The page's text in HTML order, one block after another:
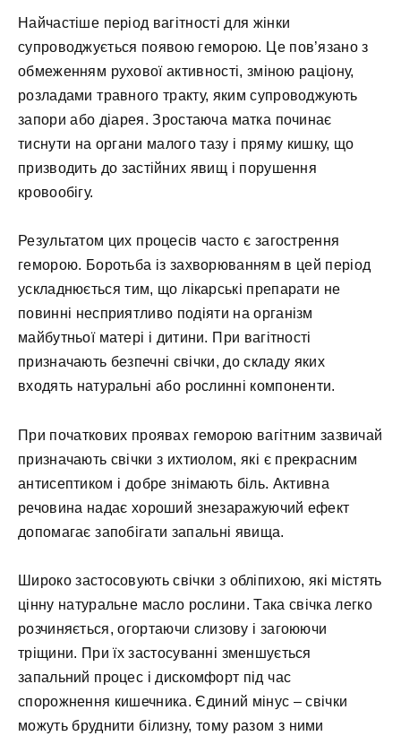
Найчастіше період вагітності для жінки
супроводжується появою геморою. Це пов’язано з
обмеженням рухової активності, зміною раціону,
розладами травного тракту, яким супроводжують
запори або діарея. Зростаюча матка починає
тиснути на органи малого тазу і пряму кишку, що
призводить до застійних явищ і порушення
кровообігу.
Результатом цих процесів часто є загострення
геморою. Боротьба із захворюванням в цей період
ускладнюється тим, що лікарські препарати не
повинні несприятливо подіяти на організм
майбутньої матері і дитини. При вагітності
призначають безпечні свічки, до складу яких
входять натуральні або рослинні компоненти.
При початкових проявах геморою вагітним зазвичай
призначають свічки з ихтиолом, які є прекрасним
антисептиком і добре знімають біль. Активна
речовина надає хороший знезаражуючий ефект
допомагає запобігати запальні явища.
Широко застосовують свічки з обліпихою, які містять
цінну натуральне масло рослини. Така свічка легко
розчиняється, огортаючи слизову і загоюючи
тріщини. При їх застосуванні зменшується
запальний процес і дискомфорт під час
спорожнення кишечника. Єдиний мінус – свічки
можуть бруднити білизну, тому разом з ними